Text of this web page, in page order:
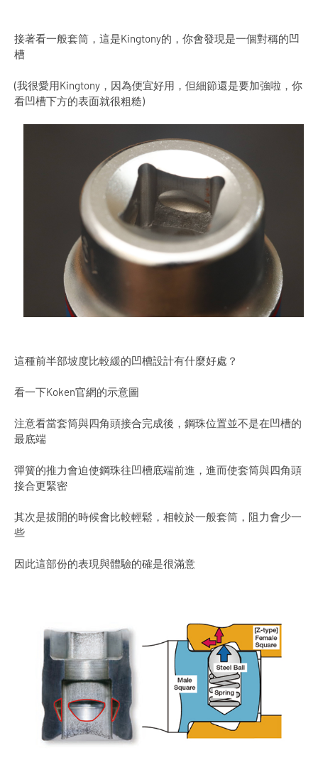
接著看一般套筒，這是Kingtony的，你會發現是一個對稱的凹
槽
(我很愛用Kingtony，因為便宜好用，但細節還是要加強啦，你
看凹槽下方的表面就很粗糙)
這種前半部坡度比較緩的凹槽設計有什麼好處？
看一下Koken官網的示意圖
注意看當套筒與四角頭接合完成後，鋼珠位置並不是在凹槽的
最底端
彈簧的推力會迫使鋼珠往凹槽底端前進，進而使套筒與四角頭
接合更緊密
其次是拔開的時候會比較輕鬆，相較於一般套筒，阻力會少一
些
因此這部份的表現與體驗的確是很滿意